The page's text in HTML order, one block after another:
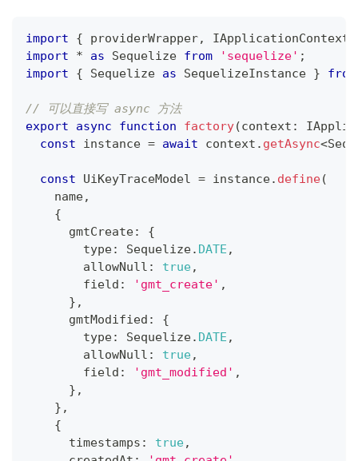
import { providerWrapper, IApplicationContext
import
* as Sequelize from 'sequelize' ;
import
{ Sequelize as SequelizeInstance } from
// 可以直接写 async 方法
export
async function factory(context :
const instance = await context . getAsync<
const UiKeyTraceModel = instance. define(
    name
,
{
      gmtCreate
:
{
        type
: Sequelize. DATE ,
        allowNull
: true,
        field
: 'gmt_create' ,
} ,
      gmtModified
:
{
        type
: Sequelize. DATE ,
        allowNull
: true,
        field
: 'gmt_modified' ,
} ,
} ,
{
      timestamps
: true,